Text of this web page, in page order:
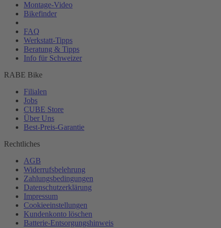
Montage-Video
Bikefinder
FAQ
Werkstatt-Tipps
Beratung & Tipps
Info für Schweizer
RABE Bike
Filialen
Jobs
CUBE Store
Über Uns
Best-Preis-Garantie
Rechtliches
AGB
Widerrufsbelehrung
Zahlungsbedingungen
Datenschutzerklärung
Impressum
Cookieeinstellungen
Kundenkonto löschen
Batterie-Entsorgungshinweis